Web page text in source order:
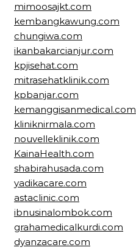
mimoosajkt.com
kembangkawung.com
chungiwa.com
ikanbakarcianjur.com
kpjisehat.com
mitrasehatklinik.com
kpbanjar.com
kemanggisanmedical.com
kliniknirmala.com
nouvelleklinik.com
KainaHealth.com
shabirahusada.com
yadikacare.com
astaclinic.com
ibnusinalombok.com
grahamedicalkurdi.com
dyanzacare.com